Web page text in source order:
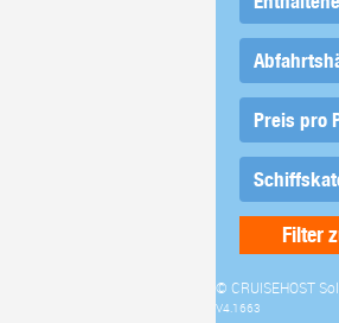
© CRUISEHOST
V4.1663